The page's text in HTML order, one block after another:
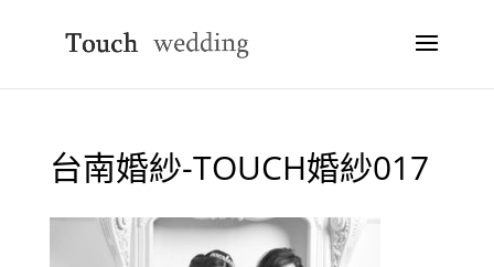
台南婚紗-TOUCH婚紗017